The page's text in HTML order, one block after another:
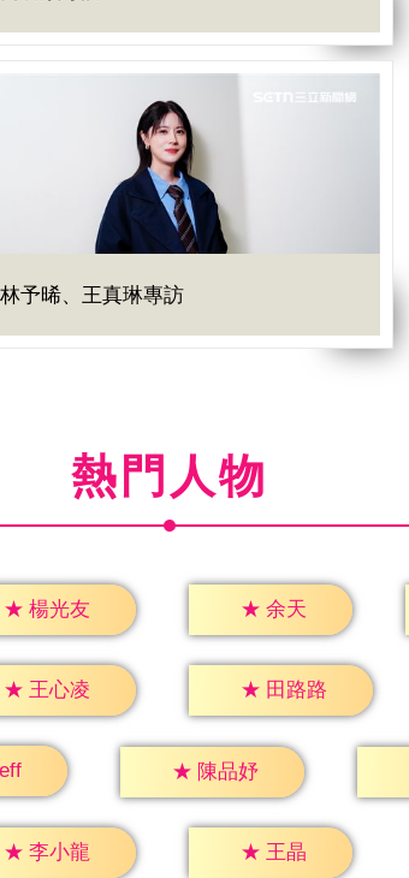
林予晞、王真琳專訪
熱門人物
★ 楊光友 ★ 余天
★ 王心凌 ★ 田路路
★ 陳品妤
★ 李小龍 ★ 王晶